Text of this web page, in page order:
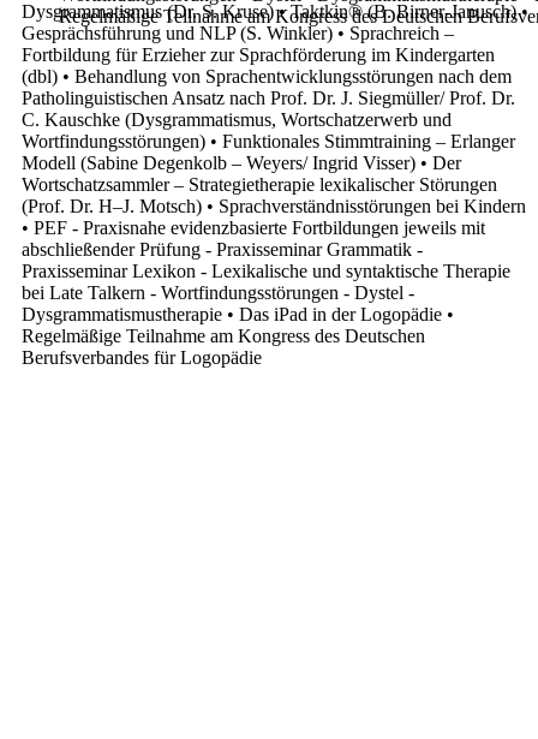
Regelmäßige Teilnahme am Kongress des Deutschen
Dysgrammatismus (Dr. S. Kruse) • Taktkin®(B. Birner-Janusch) •
Gesprächsführung und NLP (S. Winkler) • Sprachreich –
Fortbildung für Erzieher zur Sprachförderung im Kindergarten
(dbl) • Behandlung von Sprachentwicklungsstörungen nach dem
Patholinguistischen Ansatz nach Prof. Dr. J. Siegmüller/ Prof. Dr.
C. Kauschke (Dysgrammatismus, Wortschatzerwerb und
Wortfindungsstörungen) • Funktionales Stimmtraining – Erlanger
Modell (Sabine Degenkolb – Weyers/ Ingrid Visser) • Der
Wortschatzsammler – Strategietherapie lexikalischer Störungen
(Prof. Dr. H–J. Motsch) • Sprachverständnisstörungen bei Kindern
• PEF - Praxisnahe evidenzbasierte Fortbildungen jeweils mit
abschließender Prüfung - Praxisseminar Grammatik -
Praxisseminar Lexikon - Lexikalische und syntaktische Therapie
bei Late Talkern - Wortfindungsstörungen - Dystel -
Dysgrammatismustherapie • Das iPad in der Logopädie •
Regelmäßige Teilnahme am Kongress des Deutschen
Berufsverbandes für Logopädie